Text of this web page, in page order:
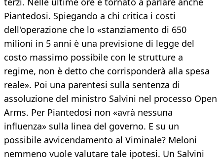
Piantedosi. Spiegando a chi critica i costi
dell'operazione che lo «stanziamento di 650
milioni in 5 anni è una previsione di legge del
costo massimo possibile con le strutture a
regime, non è detto che corrisponderà alla spesa
reale». Poi una parentesi sulla sentenza di
assoluzione del ministro Salvini nel processo Open
Arms. Per Piantedosi non «avrà nessuna
influenza» sulla linea del governo. E su un
possibile avvicendamento al Viminale? Meloni
nemmeno vuole valutare tale ipotesi. Un Salvini